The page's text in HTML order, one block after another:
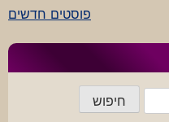
פוסטים חדשים